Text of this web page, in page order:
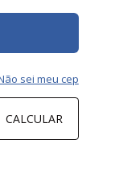
CALCULAR
sei meu cep